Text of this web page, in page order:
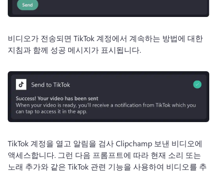
비디오가 전송되면 TikTok 계정에서 계속하는 방법에 대한
지침과 함께 성공 메시지가 표시됩니다.
TikTok 계정을 열고 알림을 검사 Clipchamp 보낸 비디오에
액세스합니다. 그런 다음 프롬프트에 따라 현재 소리 또는
노래 추가와 같은 TikTok 관련 기능을 사용하여 비디오를 추